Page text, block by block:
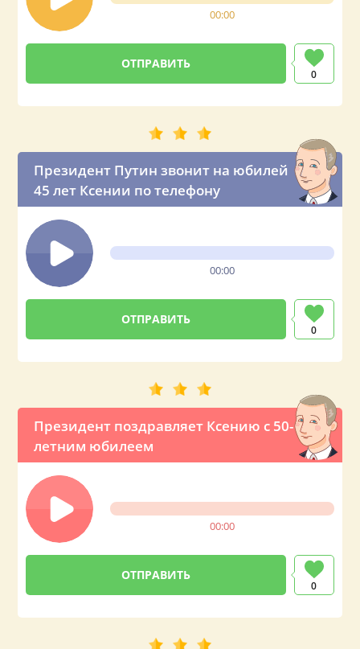
00:00
0
Президент Путин звонит на юбилей
45 лет Ксении по телефону
00:00
0
Президент поздравляет Ксению с 50-
летним юбилеем
00:00
0